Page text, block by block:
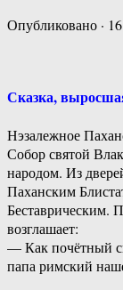
Опубликовано ·
Сказка,
Нэзалежное
Собор святой
народом. Из
Паханским
Беставрическим.
возглашает:
— Как почётный
папа римский